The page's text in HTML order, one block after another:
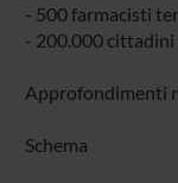
- 500 farmacisti
- 200.000
Approfondimenti
Schema